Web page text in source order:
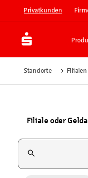
Privatkunden
Standorte Filialen
Filiale oder
Suchfeld